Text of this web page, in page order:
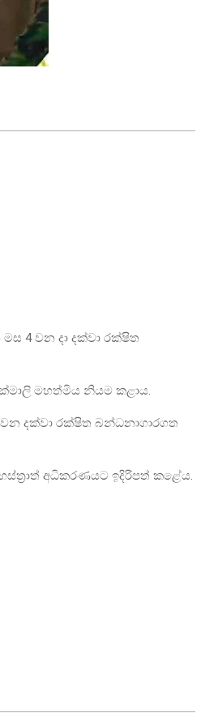
4 වන දා දක්වා රක්ෂිත
මහත්මිය නියම කළාය.
දක්වා රක්ෂිත බන්ධනාගාරගත
අධිකරණයට ඉදිරිපත් කළේය.